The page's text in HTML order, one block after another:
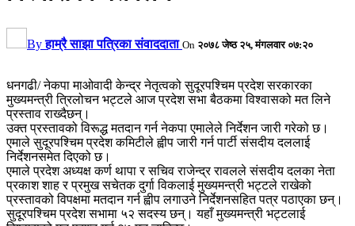
Byहाम्रै साझा पत्रिका संवाददाता On २०७८ जेष्ठ २५, मंगलवार ०७:२०
धनगढी/ नेकपा माओवादी केन्द्र नेतृत्वको सुदूरपश्चिम प्रदेश सरकारका
मुख्यमन्त्री त्रिलोचन भट्टले आज प्रदेश सभा बैठकमा विश्वासको मत लिने
प्रस्ताव राख्दैछन्।
उक्त प्रस्तावको विरूद्ध मतदान गर्न नेकपा एमालेले निर्देशन जारी गरेको छ।
एमाले सुदूरपश्चिम प्रदेश कमिटीले ह्वीप जारी गर्न पार्टी संसदीय दललाई
निर्देशनसमेत दिएको छ।
एमाले प्रदेश अध्यक्ष कर्ण थापा र सचिव राजेन्द्र रावलले संसदीय दलका नेता
प्रकाश शाह र प्रमुख सचेतक दुर्गा विकलाई मुख्यमन्त्री भट्टले राखेको
प्रस्तावको विपक्षमा मतदान गर्न ह्वीप लगाउने निर्देशनसहित पत्र पठाएका छन्।
सुदूरपश्चिम प्रदेश सभामा ५२ सदस्य छन्। यहाँ मुख्यमन्त्री भट्टलाई